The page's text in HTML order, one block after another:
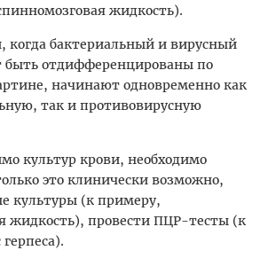
жидкость).
когда бактериальный и вирусный
быть отдифференцированы по
начинают одновременно как
так и противовирусную
культур крови, необходимо
это клинически возможно,
культуры (к примеру,
жидкость), провести ПЦР-тесты (к